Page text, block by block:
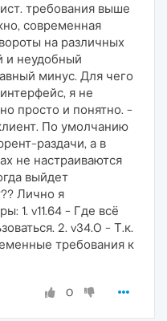
требования выше
современная
на различных
и неудобный
минус. Для чего
я не
просто и понятно. -
По умолчанию
раздачи, а в
не настраиваются
выйдет
Лично я
1. v11.64 - Где всё
2. v34.0 - Т.к.
требования к
0